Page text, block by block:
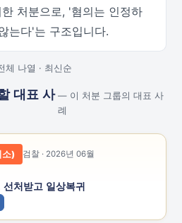
처분으로, '혐의는 인정하
는다'는 구조입니다.
나열 · 최신순
대표 사 — 이 처분 그룹의 대표 사
례
소) 검찰 · 2026년 06월
처받고 일상복귀